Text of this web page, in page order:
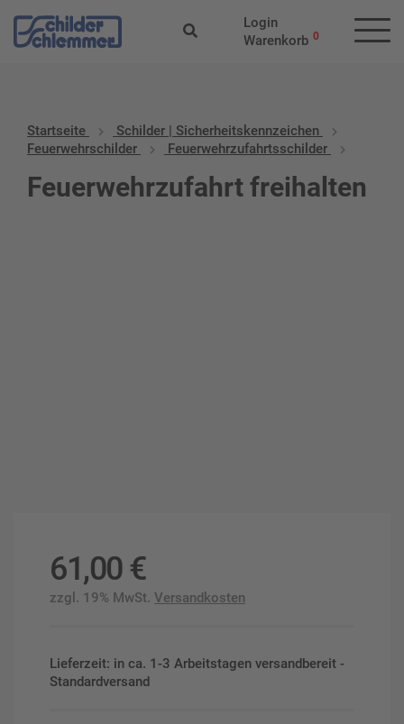
Login
Warenkorb 0
Startseite
Schilder | Sicherheitskennzeichen
Feuerwehrschilder
Feuerwehrzufahrtsschilder
Feuerwehrzufahrt freihalten
61,00 €
zzgl. 19% MwSt. Versandkosten
Lieferzeit: in ca. 1-3 Arbeitstagen versandbereit -
Standardversand